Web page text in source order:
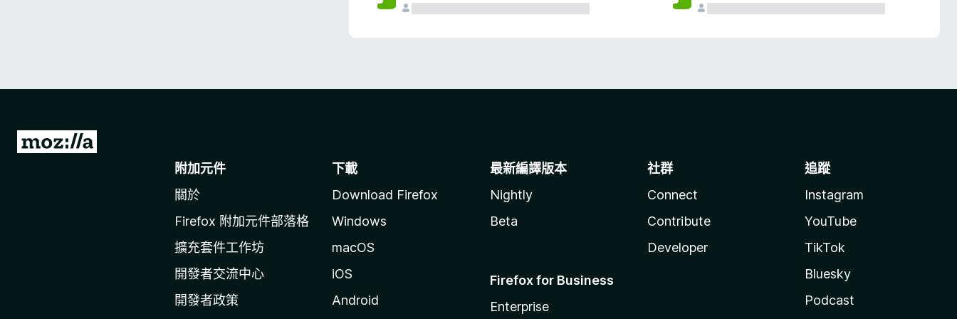
前
附加元件
關於
Firefox 附加元件部落格
擴充套件工作坊
開發者交流中心
開發者政策
下載
Download Firefox
Windows
macOS
iOS
Android
最新編譯版本
Nightly
Beta
Firefox for Business
Enterprise
社群
Connect
Contribute
Developer
追蹤
Instagram
YouTube
TikTok
Bluesky
Podcast